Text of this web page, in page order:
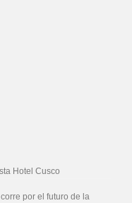
Hotel Cusco
por el futuro de la